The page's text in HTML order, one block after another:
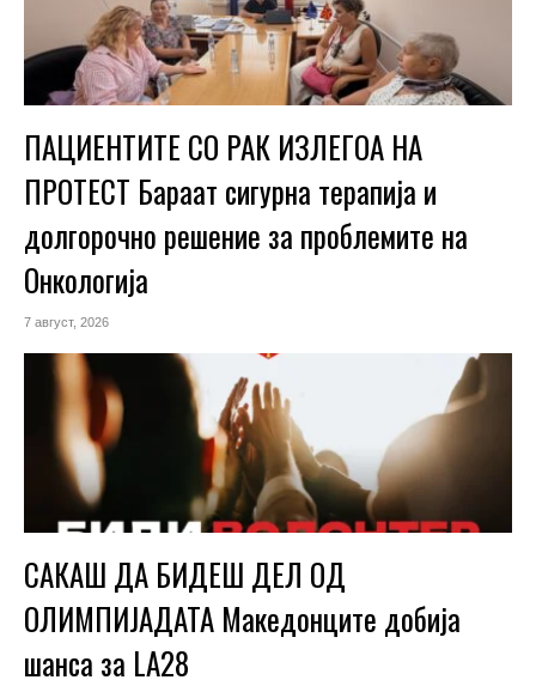
ПАЦИЕНТИТЕ СО РАК ИЗЛЕГОА НА
ПРОТЕСТ Бараат сигурна терапија и
долгорочно решение за проблемите на
Онкологија
7 август, 2026
САКАШ ДА БИДЕШ ДЕЛ ОД
ОЛИМПИЈАДАТА Македонците добија
шанса за LA28